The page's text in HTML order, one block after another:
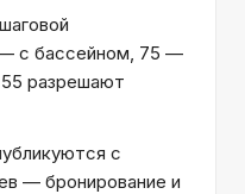
с бассейном, 75 —
разрешают
с
— бронирование и